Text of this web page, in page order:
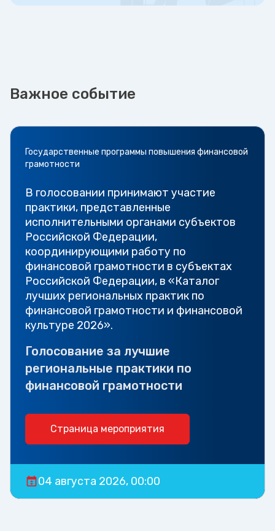
Важное событие
Государственные программы повышения финансовой
грамотности
В голосовании принимают участие
практики, представленные
исполнительными органами субъектов
Российской Федерации,
координирующими работу по
финансовой грамотности в субъектах
Российской Федерации, в «Каталог
лучших региональных практик по
финансовой грамотности и финансовой
культуре 2026».
Голосование за лучшие
региональные практики по
финансовой грамотности
Страница мероприятия
04 августа 2026, 00:00